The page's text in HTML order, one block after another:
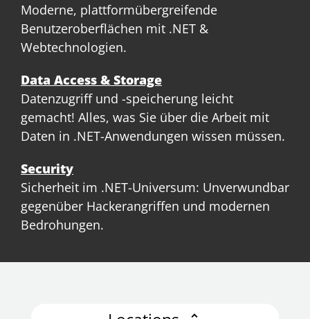
Moderne, plattformübergreifende
Benutzeroberflächen mit .NET &
Webtechnologien.
Data Access & Storage
Datenzugriff und -speicherung leicht
gemacht! Alles, was Sie über die Arbeit mit
Daten in .NET-Anwendungen wissen müssen.
Security
Sicherheit im .NET-Universum: Unverwundbar
gegenüber Hackerangriffen und modernen
Bedrohungen.